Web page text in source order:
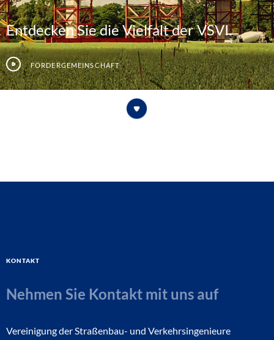
Entdecken Sie die Vielfalt der VSVI.
Fördergemeinschaft
Kontakt
Nehmen Sie Kontakt mit uns auf
Vereinigung der Straßenbau- und Verkehrsingenieure